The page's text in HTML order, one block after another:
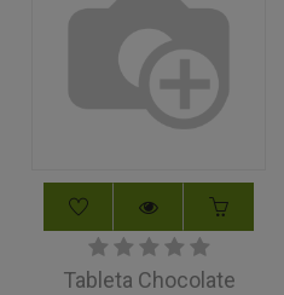
Tableta Chocolate